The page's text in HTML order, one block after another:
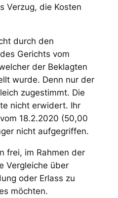
Verzug, die Kosten
durch den
Gerichts vom
der Beklagten
wurde. Denn nur der
zugestimmt. Die
nicht erwidert. Ihr
18.2.2020 (50,00
nicht aufgegriffen.
frei, im Rahmen der
Vergleiche über
oder Erlass zu
möchten.